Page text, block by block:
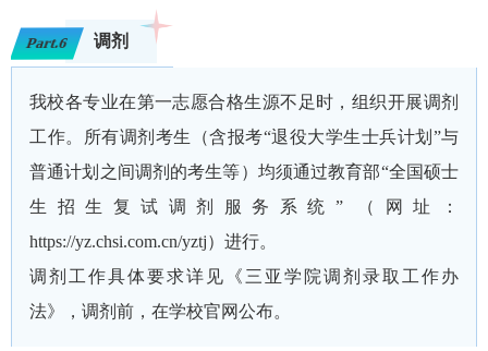
Part.6 调剂
我校各专业在第一志愿合格生源不足时，组织开展调剂
工作。所有调剂考生（含报考“退役大学生士兵计划”与
普通计划之间调剂的考生等）均须通过教育部“全国硕士
生招生复试调剂服务系统” （网址：
https://yz.chsi.com.cn/yztj）进行。
调剂工作具体要求详见《三亚学院调剂录取工作办
法》，调剂前，在学校官网公布。